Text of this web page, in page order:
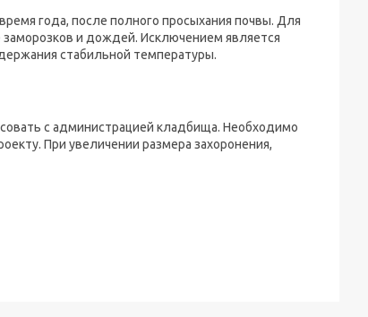
года, после полного просыхания почвы. Для
и дождей. Исключением является
стабильной температуры.
с администрацией кладбища. Необходимо
При увеличении размера захоронения,